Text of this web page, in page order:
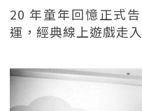
20 年童年回憶正式
運，經典線上遊戲走